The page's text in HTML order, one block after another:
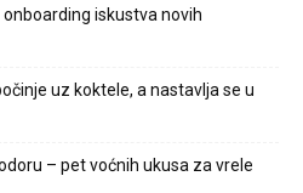
iskustva novih
uz koktele, a nastavlja se u
– pet voćnih ukusa za vrele